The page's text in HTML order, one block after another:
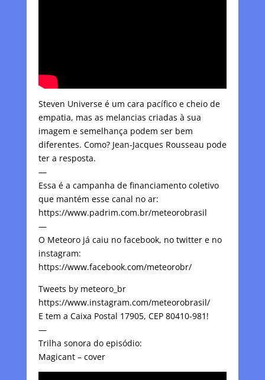
Steven Universe é um cara pacífico e cheio de
empatia, mas as melancias criadas à sua
imagem e semelhança podem ser bem
diferentes. Como? Jean-Jacques Rousseau pode
ter a resposta.
—
Essa é a campanha de financiamento coletivo
que mantém esse canal no ar:
https://www.padrim.com.br/meteorobrasil
—
O Meteoro já caiu no facebook, no twitter e no
instagram:
https://www.facebook.com/meteorobr/
Tweets by meteoro_br
https://www.instagram.com/meteorobrasil/
E tem a Caixa Postal 17905, CEP 80410-981!
—
Trilha sonora do episódio:
Magicant – cover